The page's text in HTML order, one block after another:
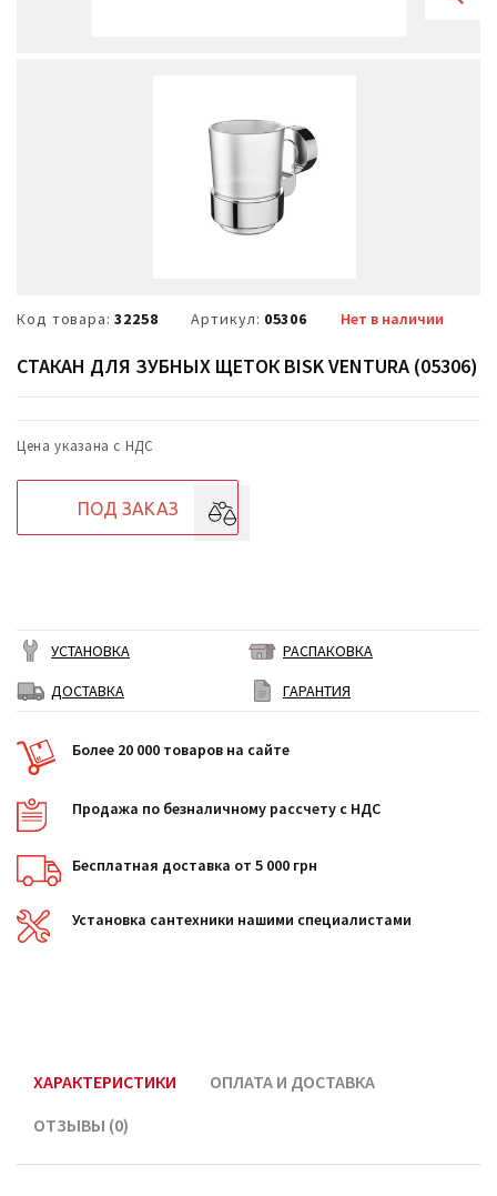
Код товара: 32258 Артикул: 05306 Нет в наличии
СТАКАН ДЛЯ ЗУБНЫХ ЩЕТОК BISK VENTURA (05306)
Цена указана с НДС
ПОД ЗАКАЗ
УСТАНОВКА
РАСПАКОВКА
ДОСТАВКА
ГАРАНТИЯ
Более 20 000 товаров на сайте
Продажа по безналичному рассчету с НДС
Бесплатная доставка от 5 000 грн
Установка сантехники нашими специалистами
ХАРАКТЕРИСТИКИ
ОПЛАТА И ДОСТАВКА
ОТЗЫВЫ (0)